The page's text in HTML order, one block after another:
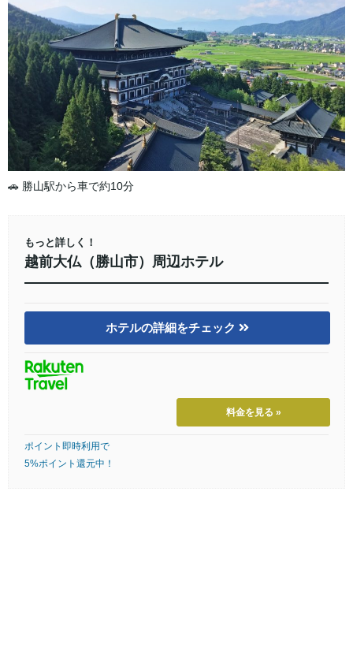
🚗 勝山駅から車で約10分
もっと詳しく！
越前大仏（勝山市）周辺ホテル
ホテルの詳細をチェック
料金を見る »
ポイント即時利用で
5%ポイント還元中！